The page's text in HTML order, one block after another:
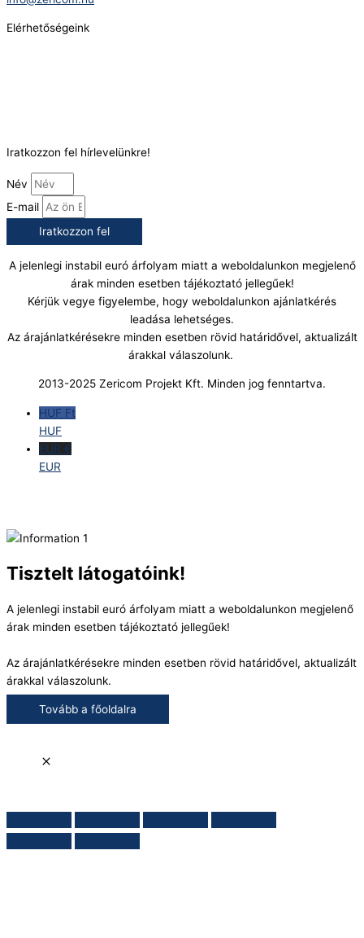
Elérhetőségeink
Iratkozzon fel hírlevelünkre!
Név
E-mail
Iratkozzon fel
A jelenlegi instabil euró árfolyam miatt a weboldalunkon megjelenő
árak minden esetben tájékoztató jellegűek!
Kérjük vegye figyelembe, hogy weboldalunkon ajánlatkérés
leadása lehetséges.
Az árajánlatkérésekre minden esetben rövid határidővel, aktualizált
árakkal válaszolunk.
2013-2025 Zericom Projekt Kft. Minden jog fenntartva.
HUF Ft
HUF
EUR €
EUR
Tisztelt látogatóink!
A jelenlegi instabil euró árfolyam miatt a weboldalunkon megjelenő
árak minden esetben tájékoztató jellegűek!
Az árajánlatkérésekre minden esetben rövid határidővel, aktualizált
árakkal válaszolunk.
Tovább a főoldalra